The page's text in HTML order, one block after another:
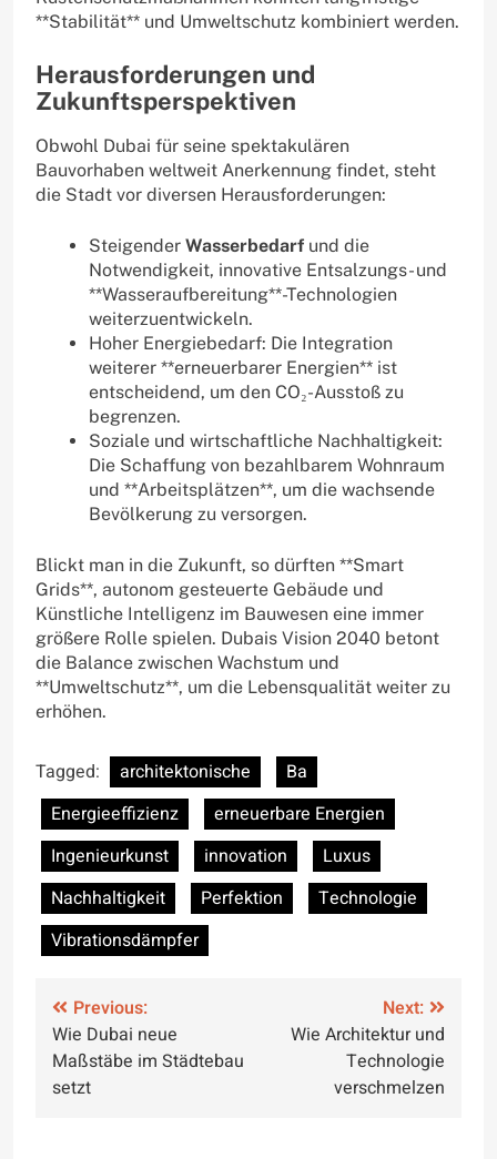
**Stabilität** und Umweltschutz kombiniert werden.
Herausforderungen und
Zukunftsperspektiven
Obwohl Dubai für seine spektakulären
Bauvorhaben weltweit Anerkennung findet, steht
die Stadt vor diversen Herausforderungen:
Steigender Wasserbedarf und die
Notwendigkeit, innovative Entsalzungs- und
**Wasseraufbereitung**-Technologien
weiterzuentwickeln.
Hoher Energiebedarf: Die Integration
weiterer **erneuerbarer Energien** ist
entscheidend, um den CO₂-Ausstoß zu
begrenzen.
Soziale und wirtschaftliche Nachhaltigkeit:
Die Schaffung von bezahlbarem Wohnraum
und **Arbeitsplätzen**, um die wachsende
Bevölkerung zu versorgen.
Blickt man in die Zukunft, so dürften **Smart
Grids**, autonom gesteuerte Gebäude und
Künstliche Intelligenz im Bauwesen eine immer
größere Rolle spielen. Dubais Vision 2040 betont
die Balance zwischen Wachstum und
**Umweltschutz**, um die Lebensqualität weiter zu
erhöhen.
Tagged: architektonische
Ba
Energieeffizienz
erneuerbare Energien
Ingenieurkunst
innovation
Luxus
Nachhaltigkeit
Perfektion
Technologie
Vibrationsdämpfer
Post
navigation
Previous:
Wie Dubai neue
Maßstäbe im Städtebau
setzt
Next:
Wie Architektur und
Technologie
verschmelzen